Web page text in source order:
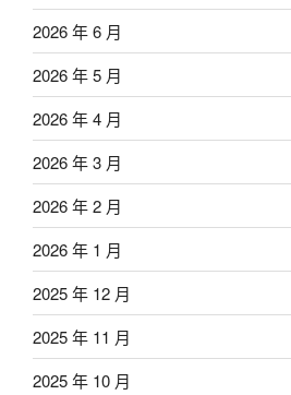
2026 年 6 月
2026 年 5 月
2026 年 4 月
2026 年 3 月
2026 年 2 月
2026 年 1 月
2025 年 12 月
2025 年 11 月
2025 年 10 月